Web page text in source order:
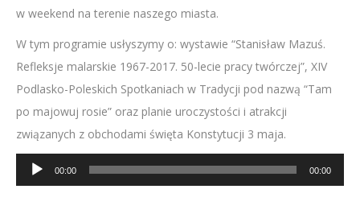
w weekend na terenie naszego miasta.
W tym programie usłyszymy o: wystawie “Stanisław Mazuś.
Refleksje malarskie 1967-2017. 50-lecie pracy twórczej”, XIV
Podlasko-Poleskich Spotkaniach w Tradycji pod nazwą “Tam
po majowuj rosie” oraz planie uroczystości i atrakcji
związanych z obchodami święta Konstytucji 3 maja.
Odtwarzacz
plików
00:00 00:00